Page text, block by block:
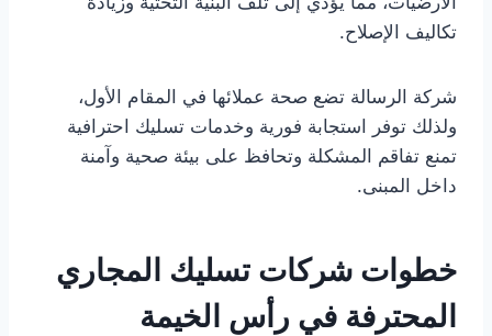
تكاليف الإصلاح.
شركة الرسالة تضع صحة عملائها في المقام الأول،
ولذلك توفر استجابة فورية وخدمات تسليك احترافية
تمنع تفاقم المشكلة وتحافظ على بيئة صحية وآمنة
داخل المبنى.
خطوات شركات تسليك المجاري
المحترفة في رأس الخيمة